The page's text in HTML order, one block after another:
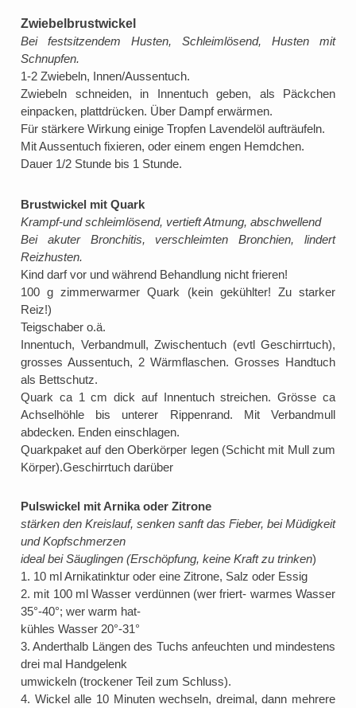
Zwiebelbrustwickel
Bei festsitzendem Husten, Schleimlösend, Husten mit
Schnupfen.
1-2 Zwiebeln, Innen/Aussentuch.
Zwiebeln schneiden, in Innentuch geben, als Päckchen
einpacken, plattdrücken. Über Dampf erwärmen.
Für stärkere Wirkung einige Tropfen Lavendelöl aufträufeln.
Mit Aussentuch fixieren, oder einem engen Hemdchen.
Dauer 1/2 Stunde bis 1 Stunde.
Brustwickel mit Quark
Krampf-und schleimlösend, vertieft Atmung, abschwellend
Bei akuter Bronchitis, verschleimten Bronchien, lindert
Reizhusten.
Kind darf vor und während Behandlung nicht frieren!
100 g zimmerwarmer Quark (kein gekühlter! Zu starker
Reiz!)
Teigschaber o.ä.
Innentuch, Verbandmull, Zwischentuch (evtl Geschirrtuch),
grosses Aussentuch, 2 Wärmflaschen. Grosses Handtuch
als Bettschutz.
Quark ca 1 cm dick auf Innentuch streichen. Grösse ca
Achselhöhle bis unterer Rippenrand. Mit Verbandmull
abdecken. Enden einschlagen.
Quarkpaket auf den Oberkörper legen (Schicht mit Mull zum
Körper).Geschirrtuch darüber
Pulswickel mit Arnika oder Zitrone
stärken den Kreislauf, senken sanft das Fieber, bei Müdigkeit
und Kopfschmerzen
ideal bei Säuglingen (Erschöpfung, keine Kraft zu trinken)
1. 10 ml Arnikatinktur oder eine Zitrone, Salz oder Essig
2. mit 100 ml Wasser verdünnen (wer friert- warmes Wasser
35°-40°; wer warm hat-
kühles Wasser 20°-31°
3. Anderthalb Längen des Tuchs anfeuchten und mindestens
drei mal Handgelenk
umwickeln (trockener Teil zum Schluss).
4. Wickel alle 10 Minuten wechseln, dreimal, dann mehrere